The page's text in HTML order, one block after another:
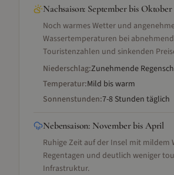
Nachsaison: September bis Oktober
Noch warmes Wetter und
Wassertemperaturen bei
Touristenzahlen und sinkenden
Niederschlag:Zunehmende
Temperatur:Mild bis warm
Sonnenstunden:7-8 Stunden täglich
Nebensaison: November bis April
Ruhige Zeit auf der Insel mit mildem
Regentagen und deutlich weniger
Infrastruktur.